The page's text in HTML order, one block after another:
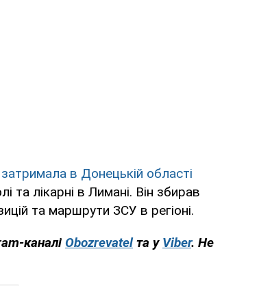
в Донецькій області
та лікарні в Лимані. Він збирав
та маршрути ЗСУ в регіоні.
каналі Obozrevatel та у Viber. Не